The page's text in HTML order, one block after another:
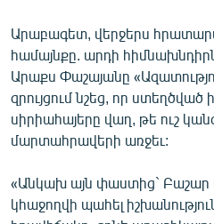
Արաբագետ, վերջերս
համայնքը. արդի
Արաքս Փաշայանը
զրույցում նշեց, որ ստեղծված
սիրիահայերը վաղ, թե ուշ
մարտահրավերի առջեւ:
«Անկախ այն փաստից` Բաշար
կհաջողվի պահել